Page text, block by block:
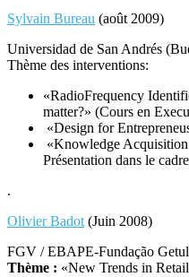
Sylvain Bureau (août 2009)
Universidad de San Andrés
Thème des interventions:
«RadioFrequency
matter?» (Cours en
«Design for
«Knowledge
Présentation dans le
.
Olivier Badot(Juin 2008)
FGV / EBAPE-Fundação
Thème : «New Trends in